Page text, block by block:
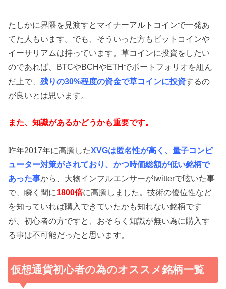
たしかに界隈を見渡すとマイナーアルトコインで一発あ
てた人もいます。でも、そういった方もビットコインや
イーサリアムは持っています。草コインに投資をしたい
のであれば、BTCやBCHやETHでポートフォリオを組ん
だ上で、残りの30%程度の資金で草コインに投資するの
が良いとは思います。
また、知識があるかどうかも重要です。
昨年2017年に高騰したXVGは匿名性が高く、量子コンピ
ューター対策がされており、かつ時価総額が低い銘柄で
あった事から、大物インフルエンサーがtwitterで呟いた事
で、瞬く間に1800倍に高騰しました。技術の優位性など
を知っていれば購入できていたかも知れない銘柄です
が、初心者の方ですと、おそらく知識が無い為に購入す
る事は不可能だったと思います。
仮想通貨初心者の為のオススメ銘柄一覧